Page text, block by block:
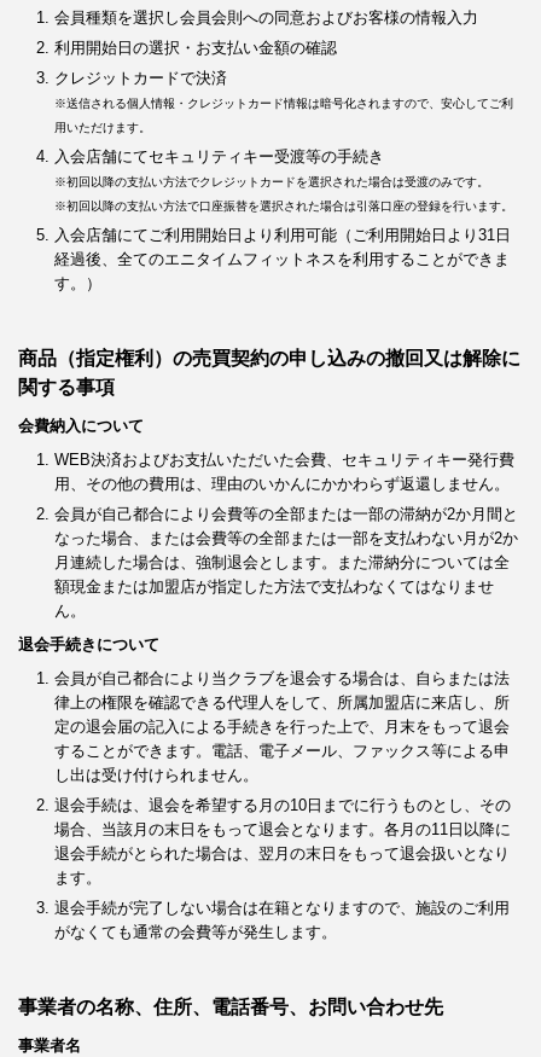
会員種類を選択し会員会則への同意およびお客様の情報入力
利用開始日の選択・お支払い金額の確認
クレジットカードで決済
※送信される個人情報・クレジットカード情報は暗号化されますので、安心してご利
用いただけます。
入会店舗にてセキュリティキー受渡等の手続き
※初回以降の支払い方法でクレジットカードを選択された場合は受渡のみです。
※初回以降の支払い方法で口座振替を選択された場合は引落口座の登録を行います。
入会店舗にてご利用開始日より利用可能（ご利用開始日より31日
経過後、全てのエニタイムフィットネスを利用することができま
す。）
商品（指定権利）の売買契約の申し込みの撤回又は解除に
関する事項
会費納入について
WEB決済およびお支払いただいた会費、セキュリティキー発行費
用、その他の費用は、理由のいかんにかかわらず返還しません。
会員が自己都合により会費等の全部または一部の滞納が2か月間と
なった場合、または会費等の全部または一部を支払わない月が2か
月連続した場合は、強制退会とします。また滞納分については全
額現金または加盟店が指定した方法で支払わなくてはなりませ
ん。
退会手続きについて
会員が自己都合により当クラブを退会する場合は、自らまたは法
律上の権限を確認できる代理人をして、所属加盟店に来店し、所
定の退会届の記入による手続きを行った上で、月末をもって退会
することができます。電話、電子メール、ファックス等による申
し出は受け付けられません。
退会手続は、退会を希望する月の10日までに行うものとし、その
場合、当該月の末日をもって退会となります。各月の11日以降に
退会手続がとられた場合は、翌月の末日をもって退会扱いとなり
ます。
退会手続が完了しない場合は在籍となりますので、施設のご利用
がなくても通常の会費等が発生します。
事業者の名称、住所、電話番号、お問い合わせ先
事業者名